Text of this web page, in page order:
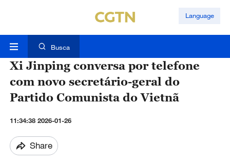
Language
Busca
Xi Jinping conversa por telefone
com novo secretário-geral do
Partido Comunista do Vietnã
11:34:38 2026-01-26
Share